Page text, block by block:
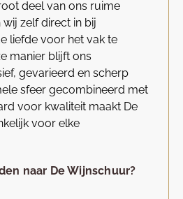
deel van ons ruime
zelf direct in bij
liefde voor het vak te
manier blijft ons
gevarieerd en scherp
sfeer gecombineerd met
voor kwaliteit maakt De
voor elke
naar De Wijnschuur?